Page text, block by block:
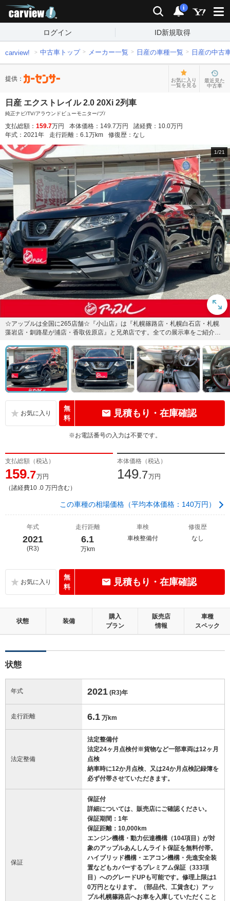
検索 通知
i
ログイン ID新規取得
carview! 中古車トップ メーカー一覧 日産の車種一覧 日産の中古
提供：
お気に入り
一覧を見る
最近見た
中古車
日産 エクストレイル 2.0 20Xi 2列車
純正ナビ/TV/アラウンドビューモニター/プ/
支払総額： 159.7万円 本体価格： 149.7万円 諸経費： 10.0万円
年式： 2021年 走行距離： 6.1万km 修復歴： なし
1/21
☆アップルは全国に265店舗☆『小山店』は『札幌篠路店・札幌白石店・札幌
藻岩店・釧路星が浦店・香取佐原店』と兄弟店です。全ての展示車をご紹介出
無
料
見積もり・在庫確認
※お電話番号の入力は不要です。
支払総額（税込）
159.7万円
（諸経費10 .0 万円含む）
本体価格（税込）
149.7万円
この車種の相場価格（平均本体価格：140万円）
年式
2021
(R3)
走行距離
6.1
万km
車検
車検整備付
修復歴
なし
無
料
見積もり・在庫確認
状態 装備
購入
プラン
販売店
情報
車種
スペック
状態
年式 2021 (R3)年
走行距離 6.1 万km
法定整備
法定整備付
法定24ヶ月点検付※貨物など一部車両は12ヶ月
点検
納車時に12か月点検、又は24か月点検記録簿を
必ず付帯させていただきます。
保証
保証付
詳細については、販売店にご確認ください。
保証期間：1年
保証距離：10,000km
エンジン機構・動力伝達機構（104項目）が対
象のアップルあんしんライト保証を無料付帯。
ハイブリッド機構・エアコン機構・先進安全装
置などもカバーするプレミアム保証（333項
目）へのグレードUPも可能です。修理上限は1
0万円となります。（部品代、工賃含む）アッ
プル札幌篠路店へお車を入庫していただくこと